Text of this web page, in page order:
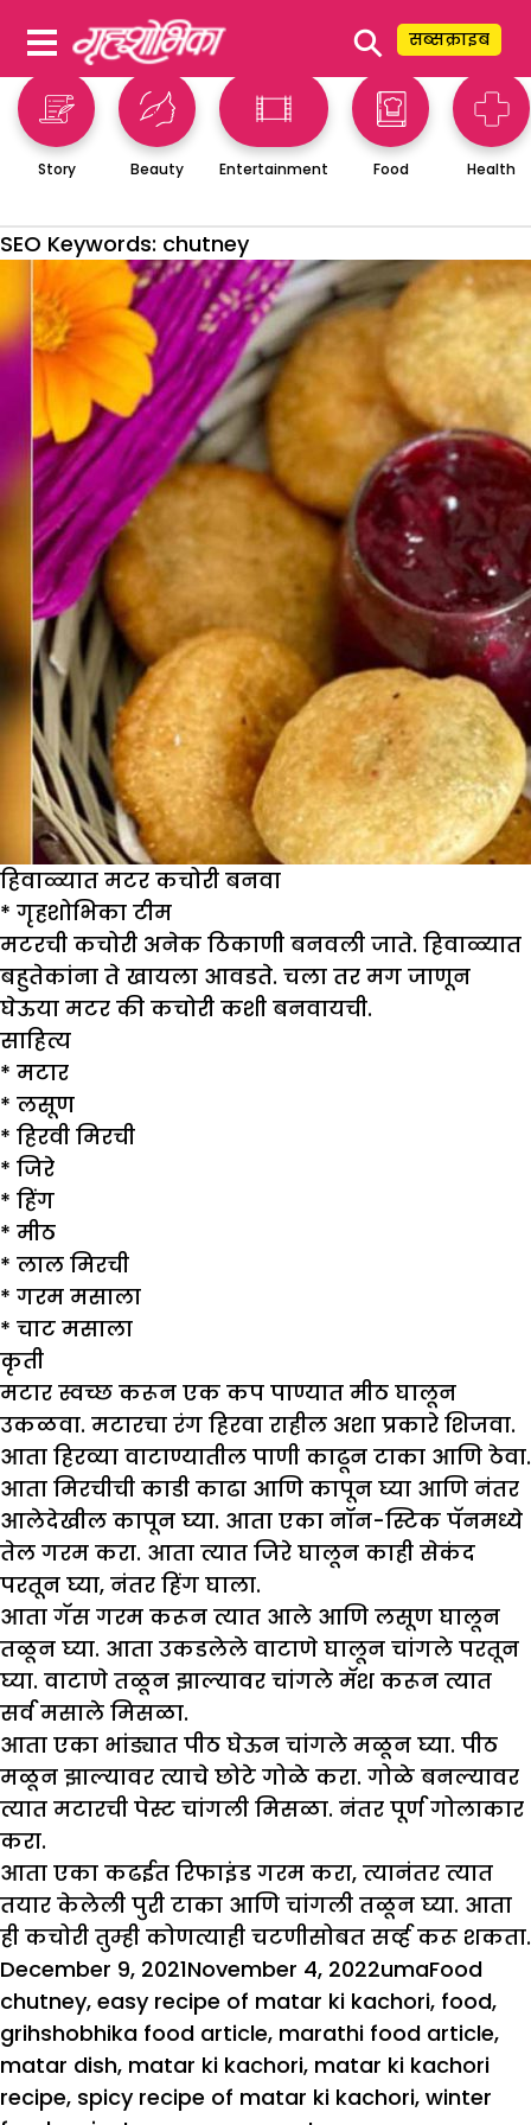
⚲ सब्सक्राइब
Story Beauty Entertainment Food Health
SEO Keywords: chutney
हिवाळ्यात मटर कचोरी बनवा
* गृहशोभिका टीम
मटरची कचोरी अनेक ठिकाणी बनवली जाते. हिवाळ्यात
बहुतेकांना ते खायला आवडते. चला तर मग जाणून
घेऊया मटर की कचोरी कशी बनवायची.
साहित्य
* मटार
* लसूण
* हिरवी मिरची
* जिरे
* हिंग
* मीठ
* लाल मिरची
* गरम मसाला
* चाट मसाला
कृती
मटार स्वच्छ करून एक कप पाण्यात मीठ घालून
उकळवा. मटारचा रंग हिरवा राहील अशा प्रकारे शिजवा.
आता हिरव्या वाटाण्यातील पाणी काढून टाका आणि ठेवा.
आता मिरचीची काडी काढा आणि कापून घ्या आणि नंतर
आलेदेखील कापून घ्या. आता एका नॉन-स्टिक पॅनमध्ये
तेल गरम करा. आता त्यात जिरे घालून काही सेकंद
परतून घ्या, नंतर हिंग घाला.
आता गॅस गरम करून त्यात आले आणि लसूण घालून
तळून घ्या. आता उकडलेले वाटाणे घालून चांगले परतून
घ्या. वाटाणे तळून झाल्यावर चांगले मॅश करून त्यात
सर्व मसाले मिसळा.
आता एका भांड्यात पीठ घेऊन चांगले मळून घ्या. पीठ
मळून झाल्यावर त्याचे छोटे गोळे करा. गोळे बनल्यावर
त्यात मटारची पेस्ट चांगली मिसळा. नंतर पूर्ण गोलाकार
करा.
आता एका कढईत रिफाइंड गरम करा, त्यानंतर त्यात
तयार केलेली पुरी टाका आणि चांगली तळून घ्या. आता
ही कचोरी तुम्ही कोणत्याही चटणीसोबत सर्व्ह करू शकता.
Posted
on
December 9, 2021November 4, 2022Author
umaFood
chutney, easy recipe of matar ki kachori, food,
grihshobhika food article, marathi food article,
matar dish, matar ki kachori, matar ki kachori
recipe, spicy recipe of matar ki kachori, winter